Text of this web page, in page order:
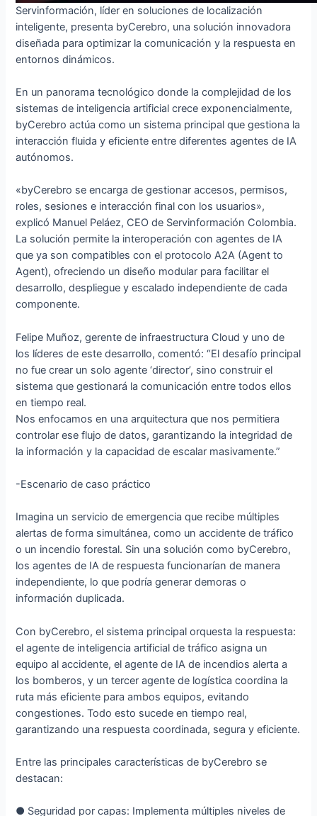
Servinformación, líder en soluciones de localización
inteligente, presenta byCerebro, una solución innovadora
diseñada para optimizar la comunicación y la respuesta en
entornos dinámicos.
En un panorama tecnológico donde la complejidad de los
sistemas de inteligencia artificial crece exponencialmente,
byCerebro actúa como un sistema principal que gestiona la
interacción fluida y eficiente entre diferentes agentes de IA
autónomos.
«byCerebro se encarga de gestionar accesos, permisos,
roles, sesiones e interacción final con los usuarios»,
explicó Manuel Peláez, CEO de Servinformación Colombia.
La solución permite la interoperación con agentes de IA
que ya son compatibles con el protocolo A2A (Agent to
Agent), ofreciendo un diseño modular para facilitar el
desarrollo, despliegue y escalado independiente de cada
componente.
Felipe Muñoz, gerente de infraestructura Cloud y uno de
los líderes de este desarrollo, comentó: “El desafío principal
no fue crear un solo agente ‘director’, sino construir el
sistema que gestionará la comunicación entre todos ellos
en tiempo real.
Nos enfocamos en una arquitectura que nos permitiera
controlar ese flujo de datos, garantizando la integridad de
la información y la capacidad de escalar masivamente.”
-Escenario de caso práctico
Imagina un servicio de emergencia que recibe múltiples
alertas de forma simultánea, como un accidente de tráfico
o un incendio forestal. Sin una solución como byCerebro,
los agentes de IA de respuesta funcionarían de manera
independiente, lo que podría generar demoras o
información duplicada.
Con byCerebro, el sistema principal orquesta la respuesta:
el agente de inteligencia artificial de tráfico asigna un
equipo al accidente, el agente de IA de incendios alerta a
los bomberos, y un tercer agente de logística coordina la
ruta más eficiente para ambos equipos, evitando
congestiones. Todo esto sucede en tiempo real,
garantizando una respuesta coordinada, segura y eficiente.
Entre las principales características de byCerebro se
destacan:
● Seguridad por capas: Implementa múltiples niveles de